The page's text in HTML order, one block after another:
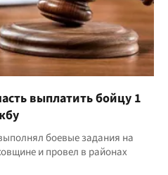
выплатить бойцу 1
боевые задания на
и провел в районах